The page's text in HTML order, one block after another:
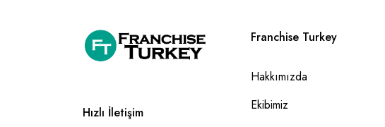
Hızlı İletişim
Franchise Turkey
Hakkımızda
Ekibimiz